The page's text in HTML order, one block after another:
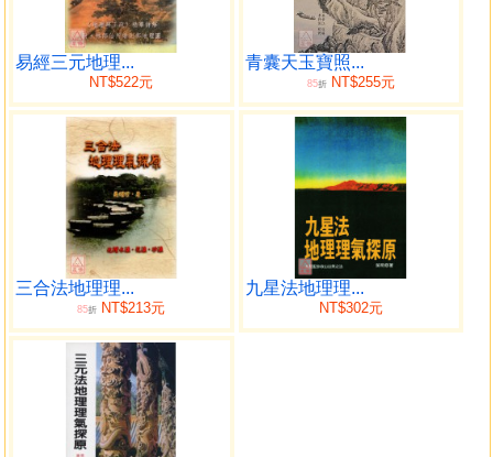
河圖圖形
洛書圖形
先天伏羲八卦圖
後天文王八卦圖
洛書與先天伏羲八卦
八卦取象
六十四卦表
三元九運表
易經羅盤組成源由
內外盤組成法
外盤圓圖
內盤圓圖
外盤、內盤圓圖
易經三元地理...
NT$522元
青囊天玉寶照...
85折NT$255元
三合法地理理...
85折 NT$213元
九星法地理理...
NT$302元